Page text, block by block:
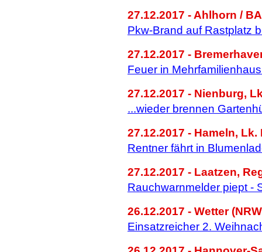
27.12.2017 - Ahlhorn /
Pkw-Brand auf Rastplatz
27.12.2017 -
Feuer in
27.12.2017 - Nienburg,
...wieder brennen
27.12.2017 - Hameln,
Rentner fährt in
27.12.2017 - Laatzen,
Rauchwarnmelder piept -
26.12.2017 - Wetter
Einsatzreicher 2.